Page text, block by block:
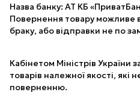
Назва банку: АТ КБ
Повернення товару можливе
браку, або відправки не по
Кабінетом Міністрів України
товарів належної якості, які
поверненню.